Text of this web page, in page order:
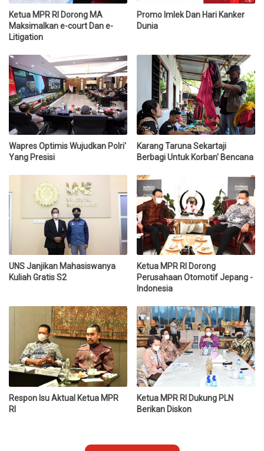
Ketua MPR RI Dorong MA
Maksimalkan e-court Dan e-
Litigation
Promo Imlek Dan Hari Kanker
Dunia
Wapres Optimis Wujudkan Polri'
Yang Presisi
Karang Taruna Sekartaji
Berbagi Untuk Korban' Bencana
UNS Janjikan Mahasiswanya
Kuliah Gratis S2
Ketua MPR RI Dorong
Perusahaan Otomotif Jepang -
Indonesia
Respon Isu Aktual Ketua MPR
RI
Ketua MPR RI Dukung PLN
Berikan Diskon